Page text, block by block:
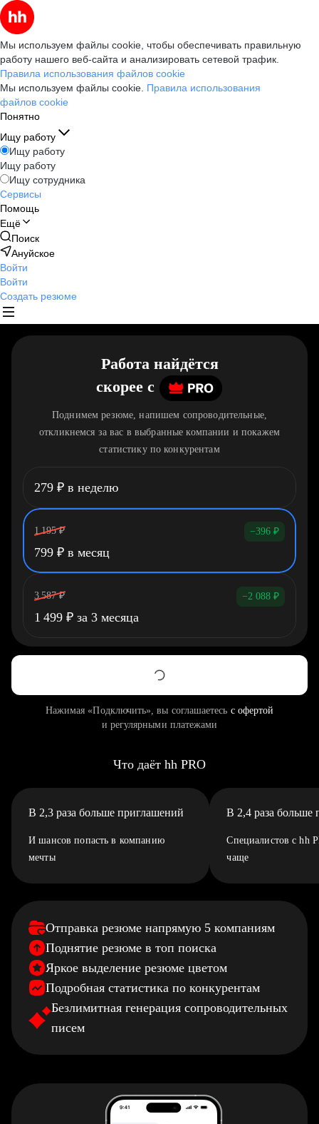
Мы используем файлы cookie, чтобы обеспечивать правильную
работу нашего веб-сайта и анализировать сетевой трафик.
Правила использования файлов cookie
Мы используем файлы cookie. Правила использования
файлов cookie
Понятно
Ищу работу
Ищу работу
Ищу работу
Ищу сотрудника
Сервисы
Помощь
Ещё
Поиск
Ануйское
Войти
Войти
Создать резюме
Работа найдётся
скорее c
Поднимем резюме, напишем сопроводительные,
откликнемся за вас в выбранные компании и покажем
статистику по конкурентам
279 ₽ в неделю
1 195 ₽ −396 ₽
799 ₽ в месяц
3 587 ₽ −2 088 ₽
1 499 ₽ за 3 месяца
Нажимая «Подключить», вы соглашаетесь с офертой
и регулярными платежами
Что даёт hh PRO
В 2,3 раза больше приглашений
И шансов попасть в компанию
мечты
В 2,4 раза больше
Специалистов с hh
чаще
Отправка резюме напрямую 5 компаниям
Поднятие резюме в топ поиска
Яркое выделение резюме цветом
Подробная статистика по конкурентам
Безлимитная генерация сопроводительных
писем